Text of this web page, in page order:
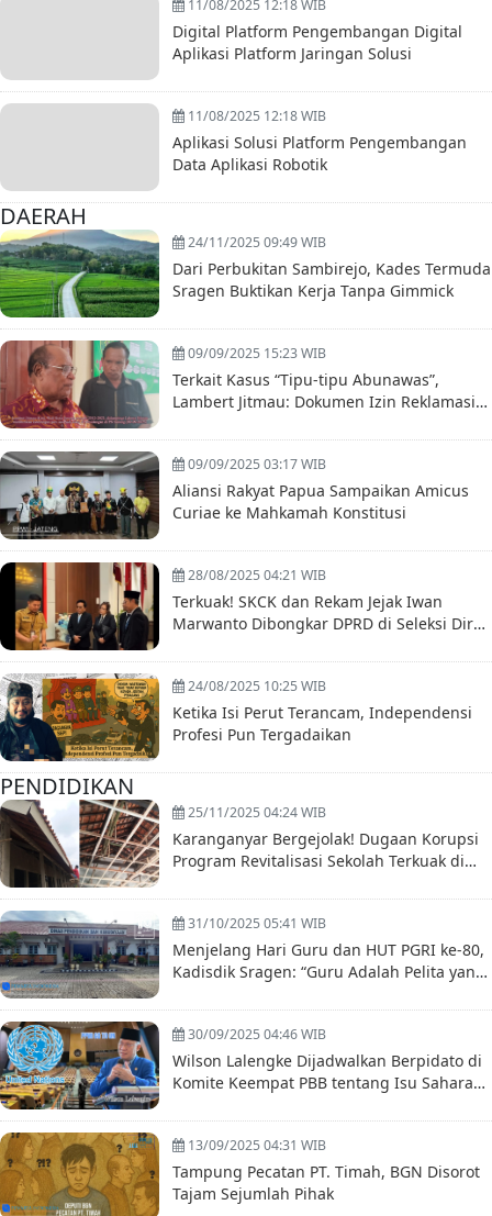
11/08/2025 12:18 WIB
Digital Platform Pengembangan Digital
Aplikasi Platform Jaringan Solusi
11/08/2025 12:18 WIB
Aplikasi Solusi Platform Pengembangan
Data Aplikasi Robotik
DAERAH
24/11/2025 09:49 WIB
Dari Perbukitan Sambirejo, Kades Termuda
Sragen Buktikan Kerja Tanpa Gimmick
09/09/2025 15:23 WIB
Terkait Kasus “Tipu-tipu Abunawas”,
Lambert Jitmau: Dokumen Izin Reklamasi
09/09/2025 03:17 WIB
Aliansi Rakyat Papua Sampaikan Amicus
Curiae ke Mahkamah Konstitusi
28/08/2025 04:21 WIB
Terkuak! SKCK dan Rekam Jejak Iwan
Marwanto Dibongkar DPRD di Seleksi Dirut
24/08/2025 10:25 WIB
Ketika Isi Perut Terancam, Independensi
Profesi Pun Tergadaikan
PENDIDIKAN
25/11/2025 04:24 WIB
Karanganyar Bergejolak! Dugaan Korupsi
Program Revitalisasi Sekolah Terkuak di
31/10/2025 05:41 WIB
Menjelang Hari Guru dan HUT PGRI ke-80,
Kadisdik Sragen: “Guru Adalah Pelita yang
30/09/2025 04:46 WIB
Wilson Lalengke Dijadwalkan Berpidato di
Komite Keempat PBB tentang Isu Sahara
13/09/2025 04:31 WIB
Tampung Pecatan PT. Timah, BGN Disorot
Tajam Sejumlah Pihak